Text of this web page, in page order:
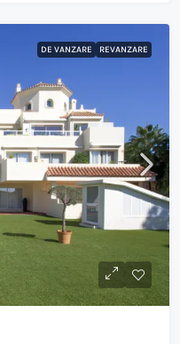
DE VANZARE REVANZARE